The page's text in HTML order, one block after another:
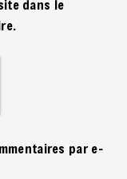
dans le
par e-